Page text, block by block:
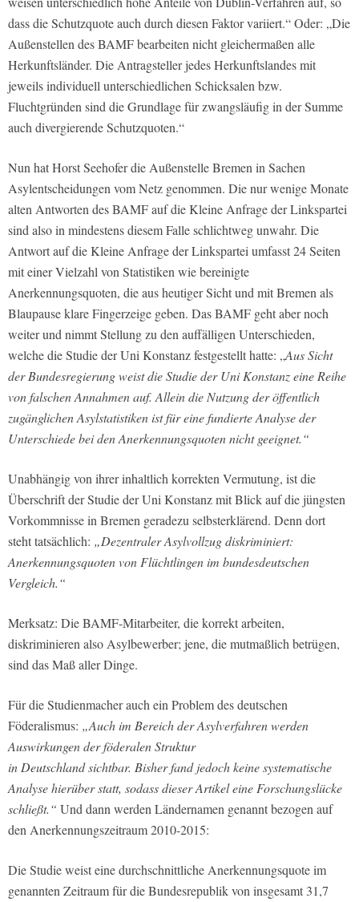
dass die Schutzquote auch durch diesen Faktor variiert.“Oder: „Die
Außenstellen des BAMF bearbeiten nicht gleichermaßen alle
Herkunftsländer. Die Antragsteller jedes Herkunftslandes mit
jeweils individuell unterschiedlichen Schicksalen bzw.
Fluchtgründen sind die Grundlage für zwangsläufig in der Summe
auch divergierende Schutzquoten.“
Nun hat Horst Seehofer die Außenstelle Bremen in Sachen
Asylentscheidungen vom Netz genommen. Die nur wenige Monate
alten Antworten des BAMF auf die Kleine Anfrage der Linkspartei
sind also in mindestens diesem Falle schlichtweg unwahr. Die
Antwort auf die Kleine Anfrage der Linkspartei umfasst 24 Seiten
mit einer Vielzahl von Statistiken wie bereinigte
Anerkennungsquoten, die aus heutiger Sicht und mit Bremen als
Blaupause klare Fingerzeige geben. Das BAMF geht aber noch
weiter und nimmt Stellung zu den auffälligen Unterschieden,
welche die Studie der Uni Konstanz festgestellt hatte: „Aus Sicht
der Bundesregierung weist die Studie der Uni Konstanz eine Reihe
von falschen Annahmen auf. Allein die Nutzung der öffentlich
zugänglichen Asylstatistiken ist für eine fundierte Analyse der
Unterschiede bei den Anerkennungsquoten nicht geeignet.“
Unabhängig von ihrer inhaltlich korrekten Vermutung, ist die
Überschrift der Studie der Uni Konstanz mit Blick auf die jüngsten
Vorkommnisse in Bremen geradezu selbsterklärend. Denn dort
steht tatsächlich: „Dezentraler Asylvollzug diskriminiert:
Anerkennungsquoten von Flüchtlingen im bundesdeutschen
Vergleich.“
Merksatz: Die BAMF-Mitarbeiter, die korrekt arbeiten,
diskriminieren also Asylbewerber; jene, die mutmaßlich betrügen,
sind das Maß aller Dinge.
Für die Studienmacher auch ein Problem des deutschen
Föderalismus: „Auch im Bereich der Asylverfahren werden
Auswirkungen der föderalen Struktur
in Deutschland sichtbar. Bisher fand jedoch keine systematische
Analyse hierüber statt, sodass dieser Artikel eine Forschungslücke
schließt.“ Und dann werden Ländernamen genannt bezogen auf
den Anerkennungszeitraum 2010-2015:
Die Studie weist eine durchschnittliche Anerkennungsquote im
genannten Zeitraum für die Bundesrepublik von insgesamt 31,7